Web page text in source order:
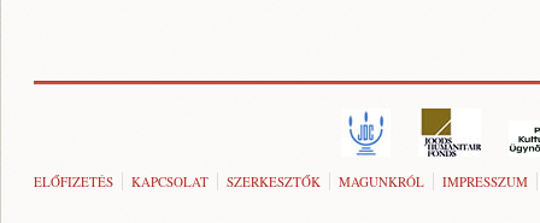
ELŐFIZETÉS KAPCSOLAT SZERKESZTŐK MAGUNKRÓL IMPRESSZUM